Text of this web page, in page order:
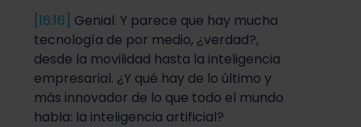
[16:16] Genial. Y parece que hay mucha
tecnología de por medio, ¿verdad?,
desde la movilidad hasta la inteligencia
empresarial. ¿Y qué hay de lo último y
más innovador de lo que todo el mundo
habla: la inteligencia artificial?